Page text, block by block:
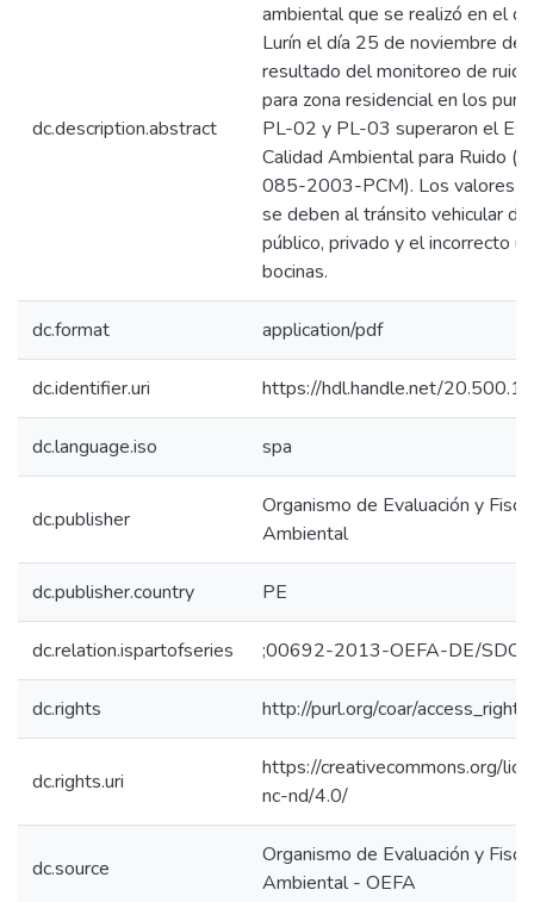
dc.description.abstract
ambiental que se realizó en el
Lurín el día 25 de noviembre
resultado del monitoreo de
para zona residencial en los
PL-02 y PL-03 superaron el
Calidad Ambiental para Ruido
085-2003-PCM). Los valores
se deben al tránsito vehicular
público, privado y el incorrecto
bocinas.
dc.format application/pdf
dc.identifier.uri https://hdl.handle.net/
dc.language.iso spa
dc.publisher
Organismo de Evaluación y
Ambiental
dc.publisher.country PE
dc.relation.ispartofseries ;00692-2013-OEFA-DE/SDCA
dc.rights http://purl.org/coar/access_right/
dc.rights.uri
https://creativecommons.org/
nc-nd/4.0/
dc.source
Organismo de Evaluación y
Ambiental - OEFA